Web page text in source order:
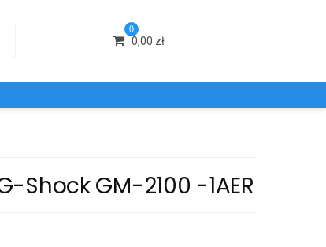
0
0,00 zł
Shock GM-2100 -1AER